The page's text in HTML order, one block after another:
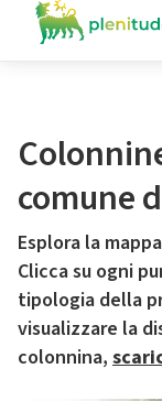
comune
Esplora la
Clicca su ogni
tipologia della
visualizzare la
colonnina,